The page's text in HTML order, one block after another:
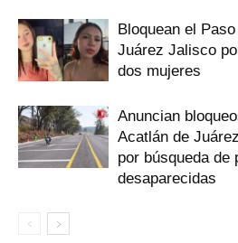
Bloquean el
Juárez Jalisco
dos mujeres
Anuncian
Acatlán de
por búsqueda de
desaparecidas